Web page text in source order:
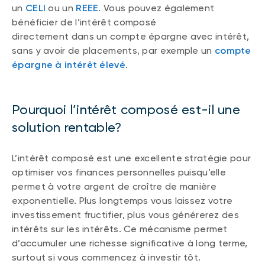
un CELI ou un REEE. Vous pouvez également
bénéficier de l’intérêt composé
directement dans un compte épargne avec intérêt,
sans y avoir de placements, par exemple un compte
épargne à intérêt élevé.
Pourquoi l’intérêt composé est-il une
solution rentable?
L’intérêt composé est une excellente stratégie pour
optimiser vos finances personnelles puisqu’elle
permet à votre argent de croître de manière
exponentielle. Plus longtemps vous laissez votre
investissement fructifier, plus vous générerez des
intérêts sur les intérêts. Ce mécanisme permet
d’accumuler une richesse significative à long terme,
surtout si vous commencez à investir tôt.